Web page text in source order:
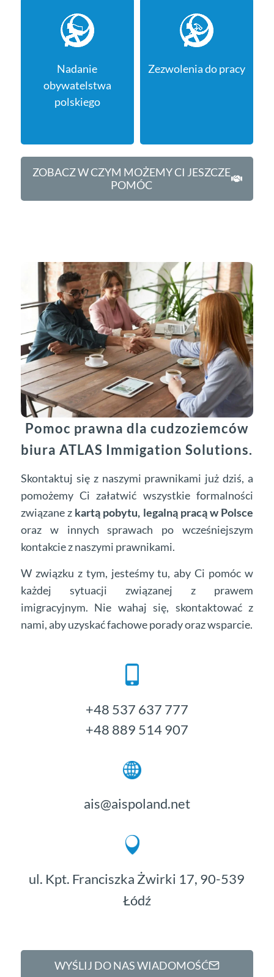
Nadanie
obywatelstwa
polskiego
Zezwolenia do pracy
ZOBACZ W CZYM MOŻEMY CI JESZCZE
POMÓC
Pomoc prawna dla cudzoziemców
biura ATLAS Immigation Solutions.
Skontaktuj się z naszymi prawnikami już dziś, a
pomożemy Ci załatwić wszystkie formalności
związane z kartą pobytu, legalną pracą w Polsce
oraz w innych sprawach po wcześniejszym
kontakcie z naszymi prawnikami.
W związku z tym, jesteśmy tu, aby Ci pomóc w
każdej sytuacji związanej z prawem
imigracyjnym. Nie wahaj się, skontaktować z
nami, aby uzyskać fachowe porady oraz wsparcie.
+48 537 637 777
+48 889 514 907
ais@aispoland.net
ul. Kpt. Franciszka Żwirki 17, 90-539
Łódź
WYŚLIJ DO NAS WIADOMOŚĆ